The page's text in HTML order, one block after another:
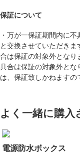
保証について
・万が一保証期間内に
と交換させていただき
合は保証の対象外となり
具合は保証の対象外とな
は、保証致しかねますの
よく一緒に購入
電源防水ボックス